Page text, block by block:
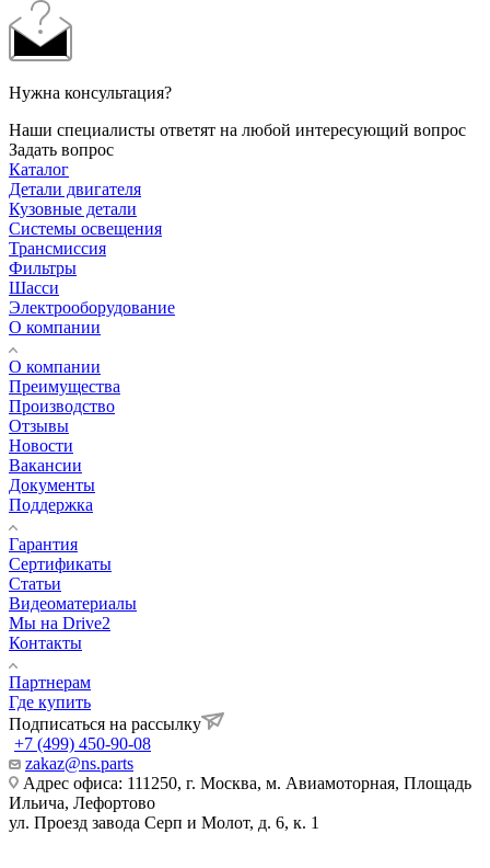
Нужна консультация?
Наши специалисты ответят на любой интересующий вопрос
Задать вопрос
Каталог
Детали двигателя
Кузовные детали
Системы освещения
Трансмиссия
Фильтры
Шасси
Электрооборудование
О компании
О компании
Преимущества
Производство
Отзывы
Новости
Вакансии
Документы
Поддержка
Гарантия
Сертификаты
Статьи
Видеоматериалы
Мы на Drive2
Контакты
Партнерам
Где купить
Подписаться на рассылку
+7 (499) 450-90-08
zakaz@ns.parts
Адрес офиса: 111250, г. Москва, м. Авиамоторная, Площадь
Ильича, Лефортово
ул. Проезд завода Серп и Молот, д. 6, к. 1